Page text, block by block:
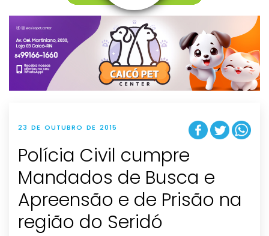
v
g
t
i
o
n
23 DE OUTUBRO DE 2015
Polícia Civil cumpre
Mandados de Busca e
Apreensão e de Prisão na
região do Seridó